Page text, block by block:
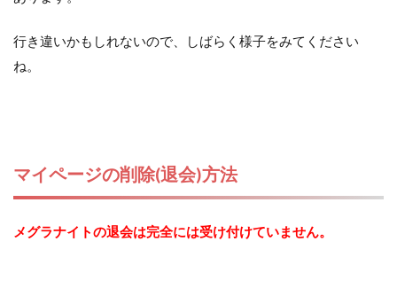
行き違いかもしれないので、しばらく様子をみてください
ね。
マイページの削除(退会)方法
メグラナイトの退会は完全には受け付けていません。